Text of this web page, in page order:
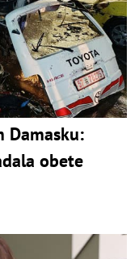
Damasku:
obete